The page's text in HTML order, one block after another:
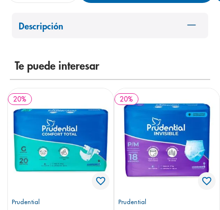
Descripción
Te puede interesar
20%
Prudential
20%
Prudential
6. bioderma
7 shampoo
10